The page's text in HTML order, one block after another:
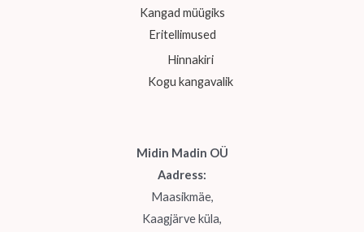
Kangad müügiks
Eritellimused
Hinnakiri
Kogu kangavalik
Midin Madin OÜ
Aadress:
Maasikmäe,
Kaagjärve küla,